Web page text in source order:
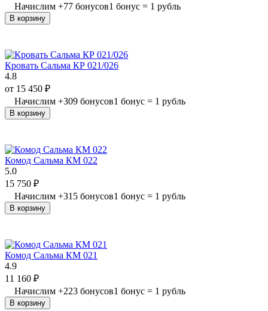
Начислим +77 бонусов1 бонус = 1 рубль
В корзину
Кровать Сальма КР 021/026
4.8
от 15 450 ₽
Начислим +309 бонусов1 бонус = 1 рубль
В корзину
Комод Сальма КМ 022
5.0
15 750 ₽
Начислим +315 бонусов1 бонус = 1 рубль
В корзину
Комод Сальма КМ 021
4.9
11 160 ₽
Начислим +223 бонусов1 бонус = 1 рубль
В корзину